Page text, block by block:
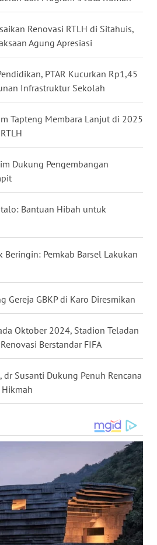
Renovasi RTLH di Sitahuis,
Agung Apresiasi
PTAR Kucurkan Rp1,45
Infrastruktur Sekolah
Tapteng Membara Lanjut di 2025
Dukung Pengembangan
Bantuan Hibah untuk
Beringin: Pemkab Barsel Lakukan
Gereja GBKP di Karo Diresmikan
Oktober 2024, Stadion Teladan
Berstandar FIFA
dr Susanti Dukung Penuh Rencana